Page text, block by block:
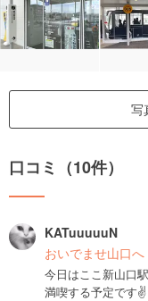
写
口コミ（10件）
KATuuuuuN
おいでませ山口へ
今日はここ新山口
満喫する予定です✌️